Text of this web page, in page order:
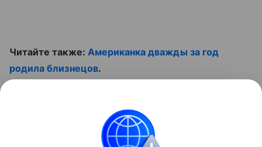
Читайте также: Американка дважды за год
родила близнецов.
Контент недоступен